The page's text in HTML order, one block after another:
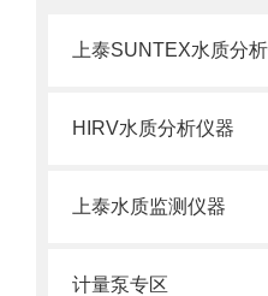
上泰SUNTEX水质分
HIRV水质分析仪器
上泰水质监测仪器
计量泵专区